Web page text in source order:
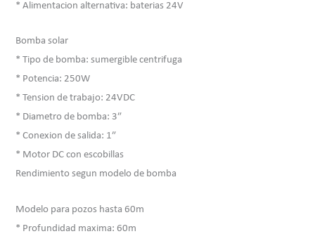
* Alimentacion alternativa: baterias 24V
Bomba solar
* Tipo de bomba: sumergible centrifuga
* Potencia: 250W
* Tension de trabajo: 24VDC
* Diametro de bomba: 3″
* Conexion de salida: 1″
* Motor DC con escobillas
Rendimiento segun modelo de bomba
Modelo para pozos hasta 60m
* Profundidad maxima: 60m